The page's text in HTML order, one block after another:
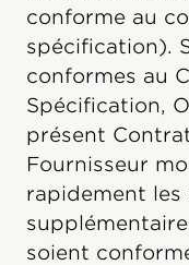
conforme au
spécification).
conformes au
Spécification,
présent
Fournisseur
rapidement les
soient